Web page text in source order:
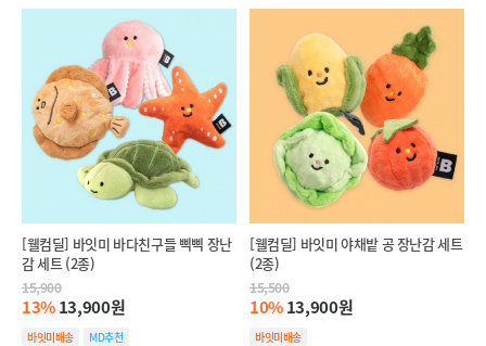
[웰컴딜] 바잇미 바다친구들 삑삑 장난
감 세트 (2종)
15,900
13%13,900원
바잇미배송
MD추천
[웰컴딜] 바잇미 야채밭 공 장난감 세트
(2종)
15,500
10%13,900원
바잇미배송